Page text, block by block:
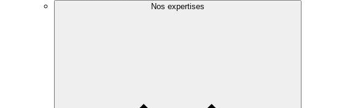
Nos expertises